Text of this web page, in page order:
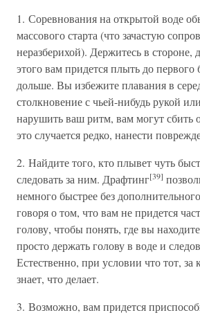
1. Соревнования на открытой воде
массового старта (что зачастую
неразберихой). Держитесь в стороне,
этого вам придется плыть до первого
дольше. Вы избежите плавания в
столкновение с чьей-нибудь рукой
нарушить ваш ритм, вам могут сбить
это случается редко, нанести
2. Найдите того, кто плывет чуть
следовать за ним. Драфтинг[39]
немного быстрее без
говоря о том, что вам не придется
голову, чтобы понять, где вы
просто держать голову в воде и
Естественно, при условии что тот, за
знает, что делает.
3. Возможно, вам придется